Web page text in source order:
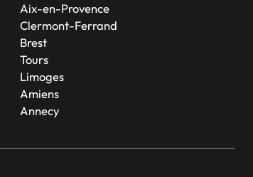
Aix-en-Provence
Clermont-Ferrand
Brest
Tours
Limoges
Amiens
Annecy